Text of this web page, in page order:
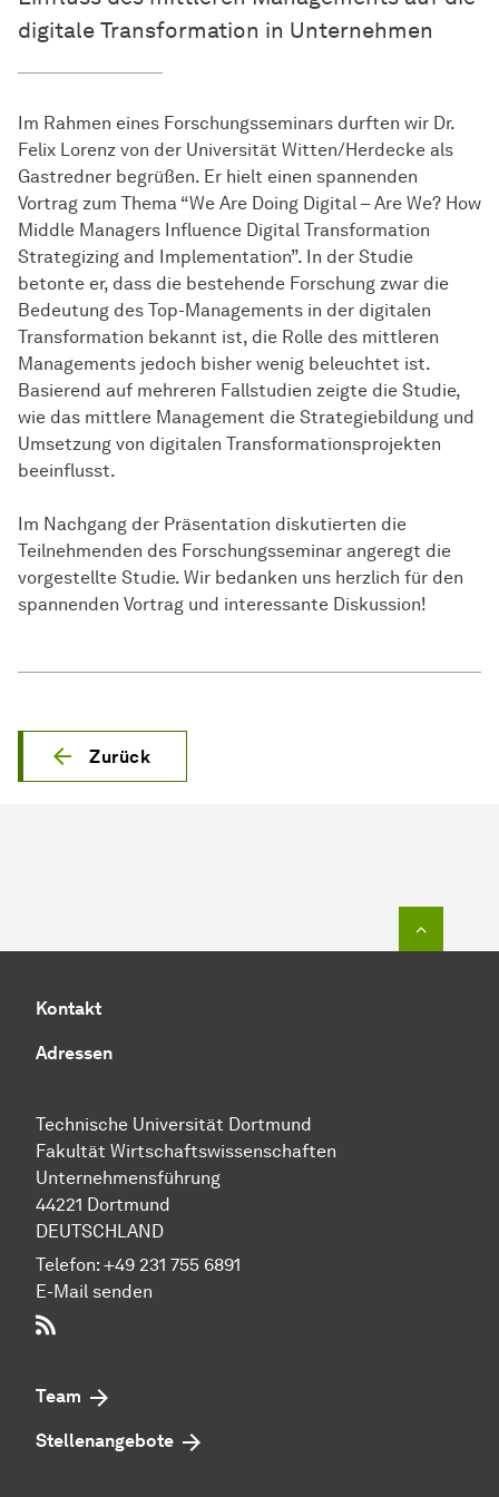
digitale Transformation in Unternehmen
Im Rahmen eines Forschungsseminars durften wir Dr.
Felix Lorenz von der Universität Witten/Herdecke als
Gastredner begrüßen. Er hielt einen spannenden
Vortrag zum Thema “We Are Doing Digital – Are We? How
Middle Managers Influence Digital Transformation
Strategizing and Implementation”. In der Studie
betonte er, dass die bestehende Forschung zwar die
Bedeutung des Top-Managements in der digitalen
Transformation bekannt ist, die Rolle des mittleren
Managements jedoch bisher wenig beleuchtet ist.
Basierend auf mehreren Fallstudien zeigte die Studie,
wie das mittlere Management die Strategiebildung und
Umsetzung von digitalen Transformationsprojekten
beeinflusst.
Im Nachgang der Präsentation diskutierten die
Teilnehmenden des Forschungsseminar angeregt die
vorgestellte Studie. Wir bedanken uns herzlich für den
spannenden Vortrag und interessante Diskussion!
Zurück
Kontakt
Adressen
Technische Uni­ver­si­tät Dort­mund
Fakultät Wirtschafts­wissen­schaften
Unternehmensführung
44221 Dort­mund
DEUTSCHLAND
Telefon: +49 231 755 6891
E-Mail senden
Team
Stellenangebote